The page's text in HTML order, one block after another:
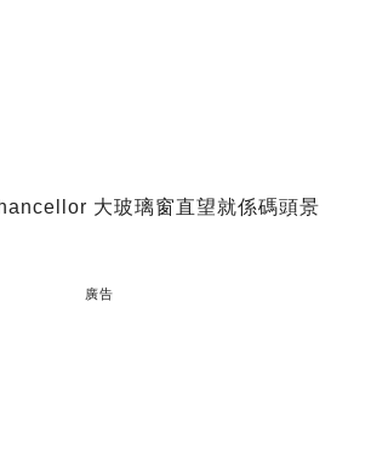
大玻璃窗直望就係碼頭景
廣告